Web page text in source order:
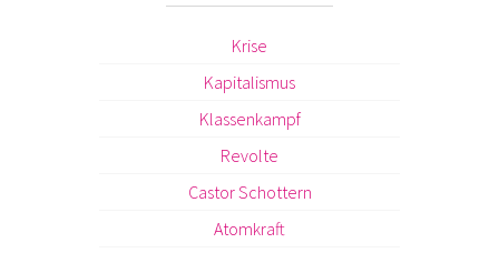
Krise
Kapitalismus
Klassenkampf
Revolte
Castor Schottern
Atomkraft